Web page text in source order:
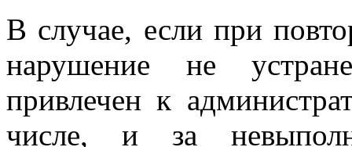
В случае, если при
нарушение не
привлечен к
числе, и за